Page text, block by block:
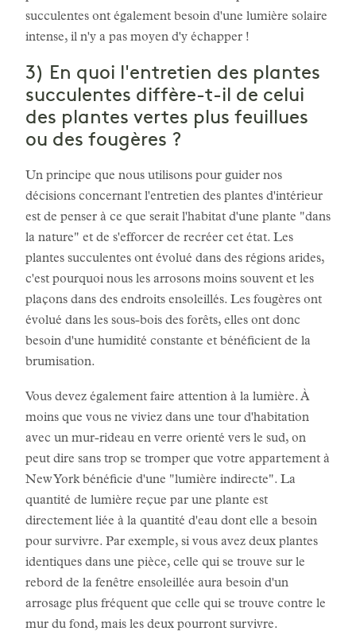
succulentes ont également besoin d'une lumière solaire
intense, il n'y a pas moyen d'y échapper !
3) En quoi l'entretien des plantes
succulentes diffère-t-il de celui
des plantes vertes plus feuillues
ou des fougères ?
Un principe que nous utilisons pour guider nos
décisions concernant l'entretien des plantes d'intérieur
est de penser à ce que serait l'habitat d'une plante "dans
la nature" et de s'efforcer de recréer cet état. Les
plantes succulentes ont évolué dans des régions arides,
c'est pourquoi nous les arrosons moins souvent et les
plaçons dans des endroits ensoleillés. Les fougères ont
évolué dans les sous-bois des forêts, elles ont donc
besoin d'une humidité constante et bénéficient de la
brumisation.
Vous devez également faire attention à la lumière. À
moins que vous ne viviez dans une tour d'habitation
avec un mur-rideau en verre orienté vers le sud, on
peut dire sans trop se tromper que votre appartement à
New York bénéficie d'une "lumière indirecte". La
quantité de lumière reçue par une plante est
directement liée à la quantité d'eau dont elle a besoin
pour survivre. Par exemple, si vous avez deux plantes
identiques dans une pièce, celle qui se trouve sur le
rebord de la fenêtre ensoleillée aura besoin d'un
arrosage plus fréquent que celle qui se trouve contre le
mur du fond, mais les deux pourront survivre.